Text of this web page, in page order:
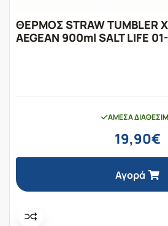
ΘΕΡΜΟΣ STRAW TUMBLER
AEGEAN 900ml SALT LIFE
ΆΜΕΣΑ
19,90€
Αγορά